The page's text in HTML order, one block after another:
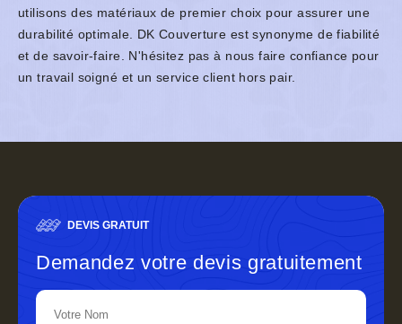
utilisons des matériaux de premier choix pour assurer une
durabilité optimale. DK Couverture est synonyme de fiabilité
et de savoir-faire. N'hésitez pas à nous faire confiance pour
un travail soigné et un service client hors pair.
DEVIS GRATUIT
Demandez votre devis gratuitement